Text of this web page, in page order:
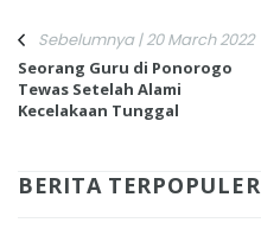
Sebelumnya | 20 March 2022
Seorang Guru di Ponorogo
Tewas Setelah Alami
Kecelakaan Tunggal
BERITA TERPOPULER